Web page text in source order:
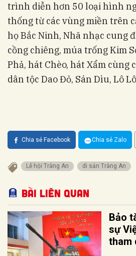
trình diễn hơn 50 loại hình
thống từ các vùng miền trên
họ Bắc Ninh, Nhã nhạc cung
cồng chiêng, múa trống Kim
Phả, hát Chèo, hát Xẩm cùng
dân tộc Dao Đỏ, Sán Dìu, Lô
Chia sẻ Facebook Chia sẻ Zalo
Lễ hội Tràng An di sản Tràng An
Bài liên quan
Bảo
sự
tham